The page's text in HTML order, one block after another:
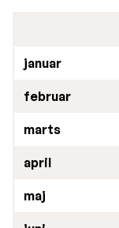
januar
februar
marts
april
maj